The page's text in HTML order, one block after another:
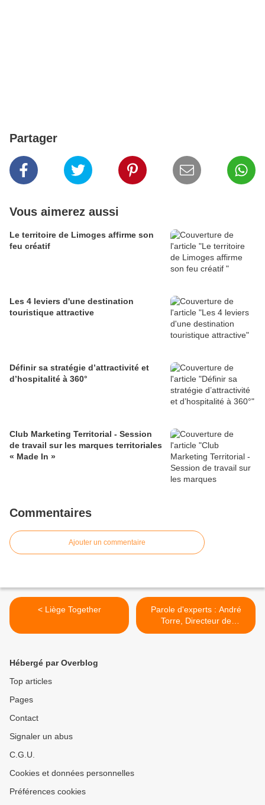
Partager
Vous aimerez aussi
Le territoire de Limoges affirme son
feu créatif
Les 4 leviers d'une destination
touristique attractive
Définir sa stratégie d’attractivité et
d’hospitalité à 360°
Club Marketing Territorial - Session
de travail sur les marques territoriales
« Made In »
Commentaires
Ajouter un commentaire
< Liège Together
Parole d'experts : André
Torre, Directeur de
recherche à l'INRA >
Hébergé par Overblog
Top articles
Pages
Contact
Signaler un abus
C.G.U.
Cookies et données personnelles
Préférences cookies